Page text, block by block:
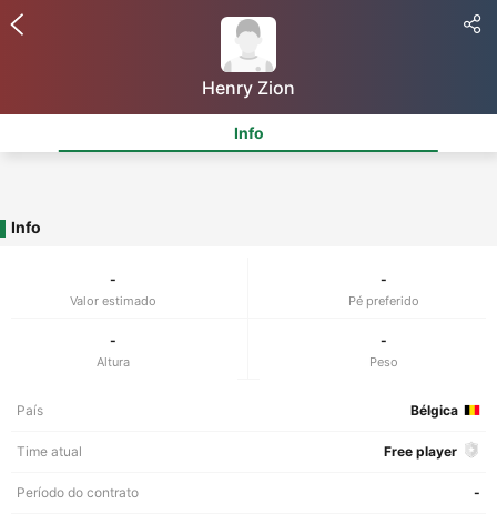
Henry Zion
Info
Info
-
Valor estimado
-
Pé preferido
-
Altura
-
Peso
País Bélgica
Time atual Free player
Período do contrato -